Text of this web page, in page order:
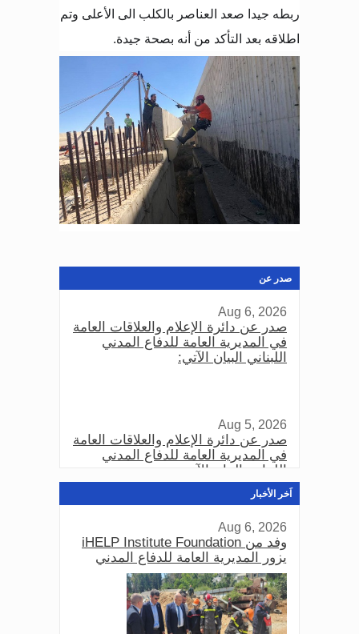
ربطه جيدا صعد العناصر بالكلب الى الأعلى وتم
اطلاقه بعد التأكد من أنه بصحة جيدة.
صدر عن
Aug 6, 2026
صدر عن دائرة الإعلام والعلاقات العامة
في المديرية العامة للدفاع المدني
اللبناني البيان الآتي:
Aug 5, 2026
صدر عن دائرة الإعلام والعلاقات العامة
في المديرية العامة للدفاع المدني
اللبناني البيان الآتي:
Aug 3, 2026
صدر عن دائرة الإعلام والعلاقات العامة
في المديرية العامة للدفاع المدني
اللبناني البيان الآتي:
اَخر الأخبار
Aug 6, 2026
وفد من iHELP Institute Foundation
يزور المديرية العامة للدفاع المدني